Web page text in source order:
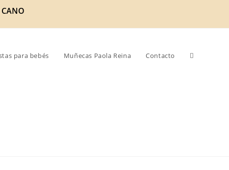
CANO
para bebés Muñecas Paola Reina Contacto